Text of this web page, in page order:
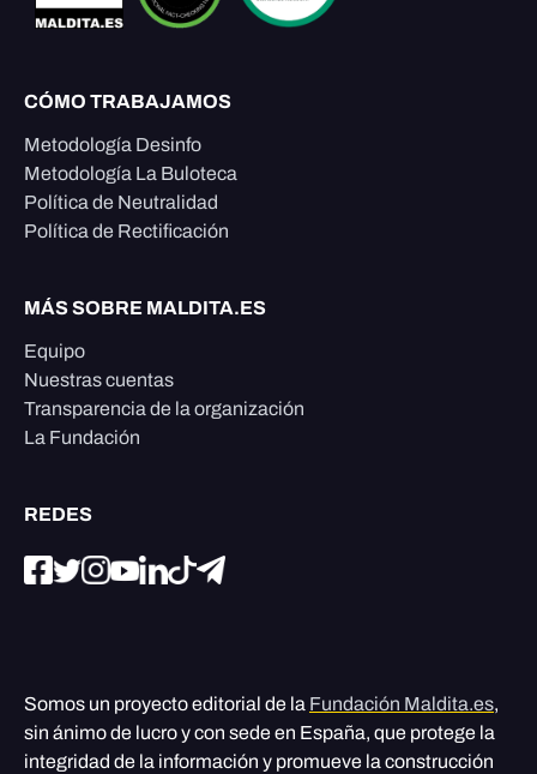
CÓMO TRABAJAMOS
Metodología Desinfo
Metodología La Buloteca
Política de Neutralidad
Política de Rectificación
MÁS SOBRE MALDITA.ES
Equipo
Nuestras cuentas
Transparencia de la organización
La Fundación
REDES
Somos un proyecto editorial de la Fundación Maldita.es,
sin ánimo de lucro y con sede en España, que protege la
integridad de la información y promueve la construcción